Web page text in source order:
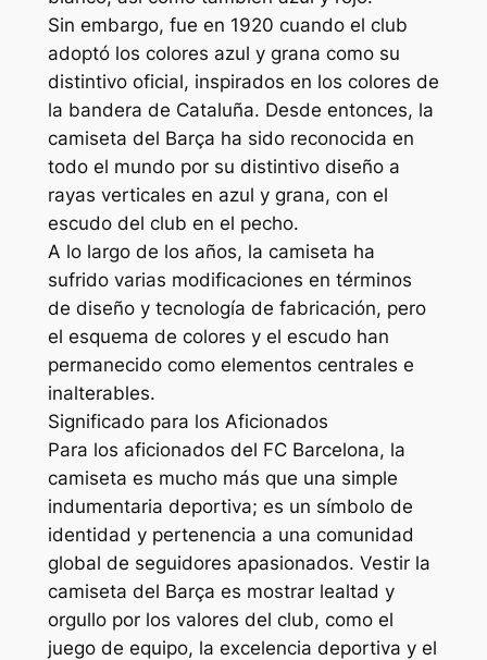
Sin embargo, fue en 1920 cuando el club
adoptó los colores azul y grana como su
distintivo oficial, inspirados en los colores de
la bandera de Cataluña. Desde entonces, la
camiseta del Barça ha sido reconocida en
todo el mundo por su distintivo diseño a
rayas verticales en azul y grana, con el
escudo del club en el pecho.
A lo largo de los años, la camiseta ha
sufrido varias modificaciones en términos
de diseño y tecnología de fabricación, pero
el esquema de colores y el escudo han
permanecido como elementos centrales e
inalterables.
Significado para los Aficionados
Para los aficionados del FC Barcelona, la
camiseta es mucho más que una simple
indumentaria deportiva; es un símbolo de
identidad y pertenencia a una comunidad
global de seguidores apasionados. Vestir la
camiseta del Barça es mostrar lealtad y
orgullo por los valores del club, como el
juego de equipo, la excelencia deportiva y el